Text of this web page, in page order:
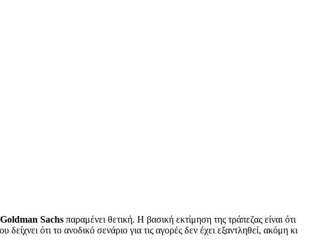
Goldman Sachs παραμένει θετική. Η βασική εκτίμηση της τράπεζας είναι ότι
δείχνει ότι το ανοδικό σενάριο για τις αγορές δεν έχει εξαντληθεί, ακόμη κι